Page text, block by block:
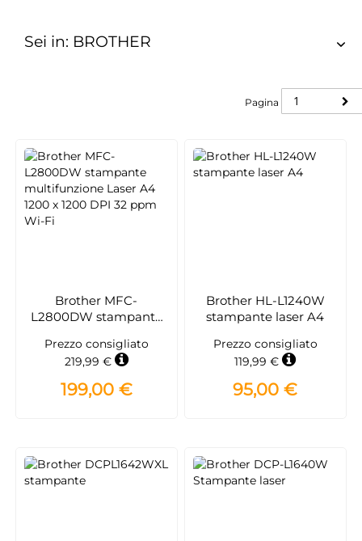
Pagina
Pagina
Brother MFC-
L2800DW stampante
1200 x 1200 DPI 32 ppm
Wi-Fi
Prezzo consigliato
219,99 €
199,00 €
Brother HL-L1240W
stampante laser A4
Prezzo consigliato
119,99 €
95,00 €
Sei in: BROTHER